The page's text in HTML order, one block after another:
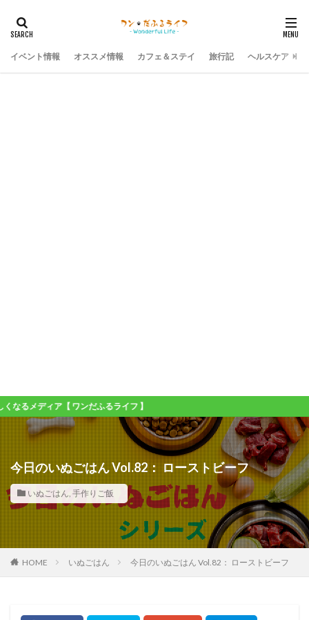
イベント情報 オススメ情報 カフェ＆ステイ 旅行記 ヘルスケア
ア【 ワンだふるライフ 】
今日のいぬごはん Vol.82： ローストビーフ
いぬごはん, 手作りご飯
HOME いぬごはん 今日のいぬごはん Vol.82： ローストビーフ